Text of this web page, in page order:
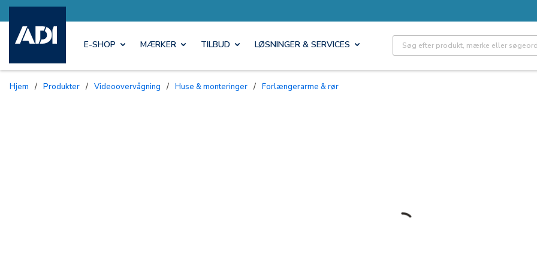
E-SHOP MÆRKER TILBUD LØSNINGER & SERVICES Site Search
Hjem / Produkter / Videoovervågning / Huse & monteringer / Forlængerarme & rør